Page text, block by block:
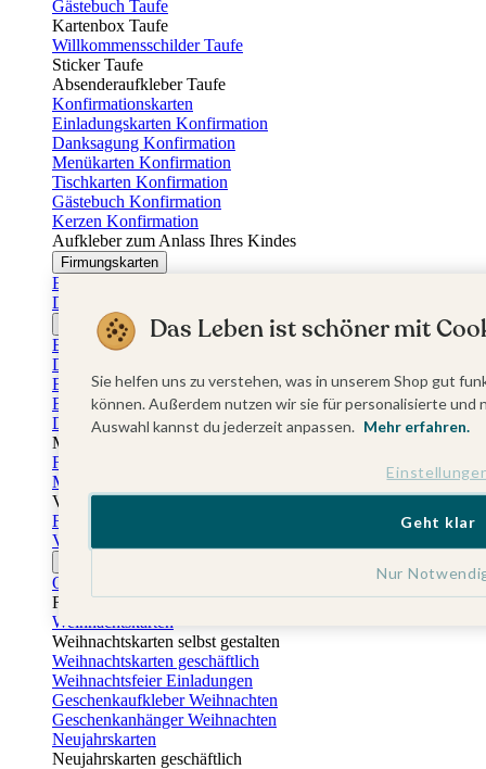
Gästebuch Taufe
Kartenbox Taufe
Willkommensschilder Taufe
Sticker Taufe
Absenderaufkleber Taufe
Konfirmationskarten
Einladungskarten Konfirmation
Danksagung Konfirmation
Menükarten Konfirmation
Tischkarten Konfirmation
Gästebuch Konfirmation
Kerzen Konfirmation
Aufkleber zum Anlass Ihres Kindes
Firmungskarten
Einladungskarten Firmung
Dankeskarten Firmung
Jugendweihekarten
Einladungskarten Jugendweihe
Dankeskarten Jugendweihe
Einschulungskarten
Einladungskarten Einschulung
Danksagung Einschulung
Muttertag
Fotogeschenke Muttertag
Muttertagskarten
Vatertag
Fotogeschenke Vatertag
Vatertagskarten
Osterkarten
Fotogeschenke zu Ostern
Weihnachtskarten
Weihnachtskarten selbst gestalten
Weihnachtskarten geschäftlich
Weihnachtsfeier Einladungen
Geschenkaufkleber Weihnachten
Geschenkanhänger Weihnachten
Neujahrskarten
Neujahrskarten geschäftlich
Das Leben ist schöner mit
Sie helfen uns zu verstehen, was in unserem Shop gut
können. Außerdem nutzen wir sie für personalisierte
Auswahl kannst du jederzeit anpassen. Mehr erfahren.
Nur
Geht klar